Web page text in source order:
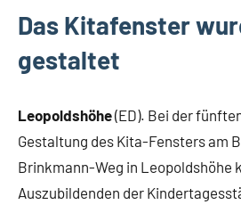
Das Kitafenster
gestaltet
Leopoldshöhe(ED). Bei der
Gestaltung des Kita-Fensters am
Brinkmann-Weg in Leopoldshöhe
Auszubildenden der